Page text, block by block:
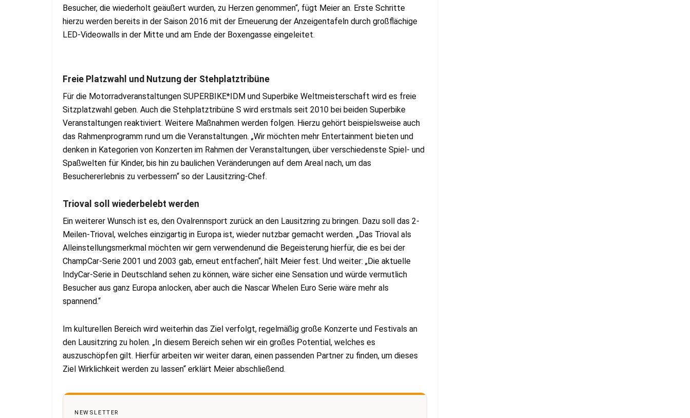
Besucher, die wiederholt geäußert wurden, zu Herzen genommen“, fügt Meier an. Erste Schritte
hierzu werden bereits in der Saison 2016 mit der Erneuerung der Anzeigentafeln durch großflächige
LED-Videowalls in der Mitte und am Ende der Boxengasse eingeleitet.
Freie Platzwahl und Nutzung der Stehplatztribüne
Für die Motorradveranstaltungen SUPERBIKE*IDM und Superbike Weltmeisterschaft wird es freie
Sitzplatzwahl geben. Auch die Stehplatztribüne S wird erstmals seit 2010 bei beiden Superbike
Veranstaltungen reaktiviert. Weitere Maßnahmen werden folgen. Hierzu gehört beispielsweise auch
das Rahmenprogramm rund um die Veranstaltungen. „Wir möchten mehr Entertainment bieten und
denken in Kategorien von Konzerten im Rahmen der Veranstaltungen, über verschiedenste Spiel- und
Spaßwelten für Kinder, bis hin zu baulichen Veränderungen auf dem Areal nach, um das
Besuchererlebnis zu verbessern“ so der Lausitzring-Chef.
Trioval soll wiederbelebt werden
Ein weiterer Wunsch ist es, den Ovalrennsport zurück an den Lausitzring zu bringen. Dazu soll das 2-
Meilen-Trioval, welches einzigartig in Europa ist, wieder nutzbar gemacht werden. „Das Trioval als
Alleinstellungsmerkmal möchten wir gern verwendenund die Begeisterung hierfür, die es bei der
ChampCar-Serie 2001 und 2003 gab, erneut entfachen“, hält Meier fest. Und weiter: „Die aktuelle
IndyCar-Serie in Deutschland sehen zu können, wäre sicher eine Sensation und würde vermutlich
Besucher aus ganz Europa anlocken, aber auch die Nascar Whelen Euro Serie wäre mehr als
spannend.“
Im kulturellen Bereich wird weiterhin das Ziel verfolgt, regelmäßig große Konzerte und Festivals an
den Lausitzring zu holen. „In diesem Bereich sehen wir ein großes Potential, welches es
auszuschöpfen gilt. Hierfür arbeiten wir weiter daran, einen passenden Partner zu finden, um dieses
Ziel Wirklichkeit werden zu lassen“ erklärt Meier abschließend.
NEWSLETTER